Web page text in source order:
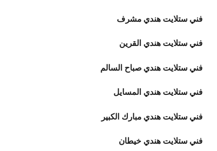
فني ستلايت هندي مشرف
فني ستلايت هندي القرين
فني ستلايت هندي صباح السالم
فني ستلايت هندي المسايل
فني ستلايت هندي مبارك الكبير
فني ستلايت هندي خيطان